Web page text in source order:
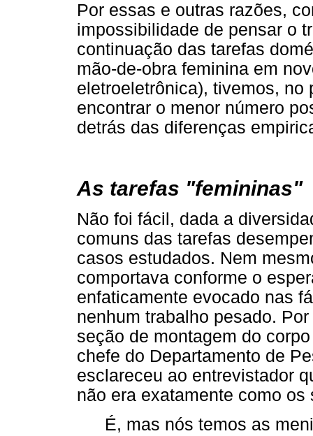
Por essas e outras razões,
impossibilidade de pensar o
continuação das tarefas
mão-de-obra feminina em
eletroeletrônica), tivemos, no
encontrar o menor número
detrás das diferenças
As tarefas "femininas"
Não foi fácil, dada a
comuns das tarefas
casos estudados. Nem
comportava conforme o
enfaticamente evocado nas
nenhum trabalho pesado.
seção de montagem do
chefe do Departamento de
esclareceu ao entrevistador
não era exatamente como
É, mas nós temos as